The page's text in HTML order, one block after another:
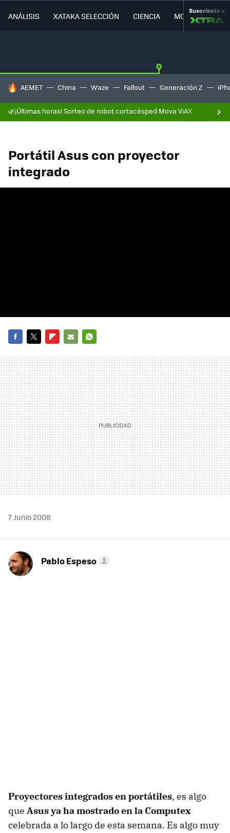
ANÁLISIS XATAKA SELECCIÓN CIENCIA MOVILIDAD
Suscríbete a
HOY SE HABLA DE
AEMET China Waze Fallout Generación Z
🌿¡Últimas horas! Sorteo de robot cortacésped Mova ViAX
Portátil Asus con proyector
integrado
MAIL
7 Junio 2008
Pablo Espeso
Proyectores integrados en portátiles, es algo
que Asus ya ha mostrado en la Computex
celebrada a lo largo de esta semana. Es algo muy